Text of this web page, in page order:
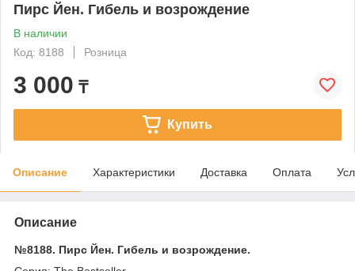
Пирс Йен. Гибель и возрождение
В наличии
Код: 8188
Розница
3 000 ₸
Купить
Описание Характеристики Доставка Оплата
Описание
№8188. Пирс Йен. Гибель и возрождение.